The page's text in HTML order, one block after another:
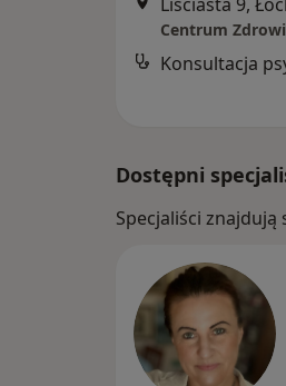
Centrum
Konsultacja
Dostępni
Specjaliści